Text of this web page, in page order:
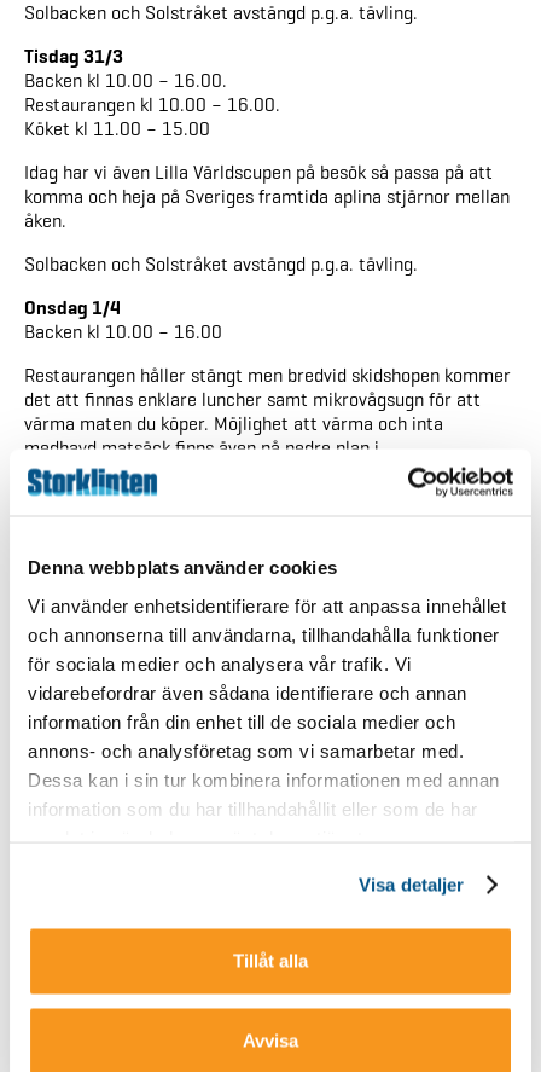
Denna webbplats använder cookies
Vi använder enhetsidentifierare för att anpassa innehållet
och annonserna till användarna, tillhandahålla funktioner
för sociala medier och analysera vår trafik. Vi
vidarebefordrar även sådana identifierare och annan
information från din enhet till de sociala medier och
annons- och analysföretag som vi samarbetar med.
Dessa kan i sin tur kombinera informationen med annan
information som du har tillhandahållit eller som de har
Visa detaljer
Tillåt alla
Avvisa
Solbacken och Solstråket avstängd p.g.a. tävling.
Tisdag 31/3
Backen kl 10.00 – 16.00.
Restaurangen kl 10.00 – 16.00.
Köket kl 11.00 – 15.00
Idag har vi även Lilla Världscupen på besök så passa på att
komma och heja på Sveriges framtida aplina stjärnor mellan
åken.
Solbacken och Solstråket avstängd p.g.a. tävling.
Onsdag 1/4
Backen kl 10.00 – 16.00
Restaurangen håller stängt men bredvid skidshopen kommer
det att finnas enklare luncher samt mikrovågsugn för att
värma maten du köper. Möjlighet att värma och inta
medhavd matsäck finns även på nedre plan i
restaurangbyggnaden.
Restaurangen 17.00 – 20.00
Jibbhäng i parken med härlig musik i högtalarna med start kl
17.00.
Vi gästas av Skellefteåbaserade bandet The Tjocksmock som
styr upp stämningen på Afterskin mellan kl 17.30 – 20.00.
Fredag 3/4
Backen 10.00 – 16.00
Köket 11.00 – 19.00
vännerna i vår skicross tävling. Anmälan sker i skidshopen
ligger mellan WC-backen och Restaurangbacken.
bandet The Tjocksmock fram till kl 17.30.